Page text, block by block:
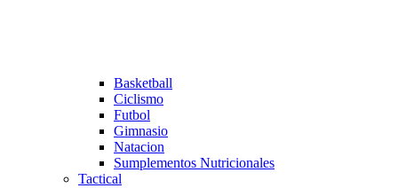
Basketball
Ciclismo
Futbol
Gimnasio
Natacion
Sumplementos Nutricionales
Tactical